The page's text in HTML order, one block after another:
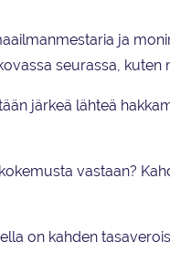
ja
seurassa,
järkeä lähteä
vastaan?
on kahden